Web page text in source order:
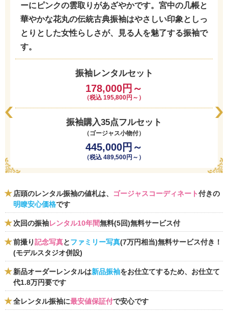
ーにピンクの雲取りがあざやかです。宮中の几帳と
華やかな花丸の伝統古典振袖はやさしい印象としっ
とりとした女性らしさが、見る人を魅了する振袖で
す。
振袖レンタルセット
178,000円～
（税込 195,800円～）
振袖購入35点フルセット
（ゴージャス小物付）
445,000円～
（税込 489,500円～）
店頭のレンタル振袖の値札は、 ゴージャスコーディネート付きの
明瞭安心価格です
次回の振袖レンタル10年間無料(5回)無料サービス付
前撮り記念写真とファミリー写真(7万円相当)無料サービス付き！
(モデルスタジオ併設)
新品オーダーレンタルは新品振袖をお仕立てするため、お仕立て
代1.8万円要です
全レンタル振袖に最安値保証付で安心です